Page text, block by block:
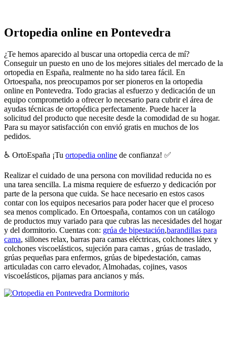
Ortopedia online en Pontevedra
¿Te hemos aparecido al buscar una ortopedia cerca de mí?
Conseguir un puesto en uno de los mejores sitiales del mercado de la
ortopedia en España, realmente no ha sido tarea fácil. En
Ortoespaña, nos preocupamos por ser pioneros en la ortopedia
online en Pontevedra. Todo gracias al esfuerzo y dedicación de un
equipo comprometido a ofrecer lo necesario para cubrir el área de
ayudas técnicas de ortopédica perfectamente. Puede hacer la
solicitud del producto que necesite desde la comodidad de su hogar.
Para su mayor satisfacción con envió gratis en muchos de los
pedidos.
♿ OrtoEspaña ¡Tu ortopedia online de confianza! ✅
Realizar el cuidado de una persona con movilidad reducida no es
una tarea sencilla. La misma requiere de esfuerzo y dedicación por
parte de la persona que cuida. Se hace necesario en estos casos
contar con los equipos necesarios para poder hacer que el proceso
sea menos complicado. En Ortoespaña, contamos con un catálogo
de productos muy variado para que cubras las necesidades del hogar
y del dormitorio. Cuentas con: grúa de bipestación,barandillas para
cama, sillones relax, barras para camas eléctricas, colchones látex y
colchones viscoelásticos, sujeción para camas , grúas de traslado,
grúas pequeñas para enfermos, grúas de bipedestación, camas
articuladas con carro elevador, Almohadas, cojines, vasos
viscoelásticos, pijamas para ancianos y más.